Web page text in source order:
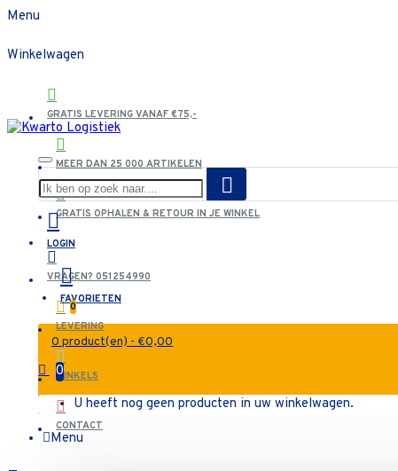
Menu
Winkelwagen
GRATIS LEVERING VANAF €75,-
MEER DAN 25 000 ARTIKELEN
GRATIS OPHALEN & RETOUR IN JE WINKEL
VRAGEN? 051254990
LEVERING
WINKELS
CONTACT
LOGIN
FAVORIETEN
0
0 product(en) - €0,00
0
U heeft nog geen producten in uw winkelwagen.
Menu